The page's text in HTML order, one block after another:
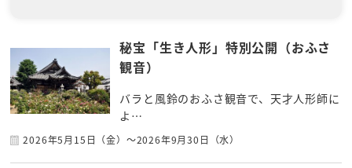
秘宝「生き人形」特別公開（おふさ
観音）
バラと風鈴のおふさ観音で、天才人形師に
よ…
2026年5月15日（金）～2026年9月30日（水）